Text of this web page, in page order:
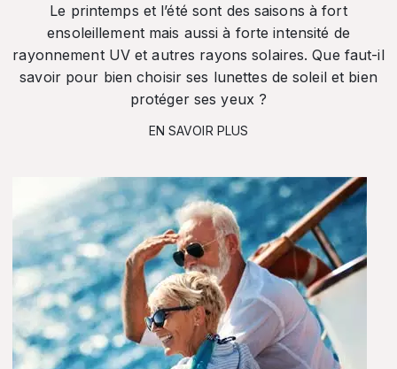
Le printemps et l’été sont des saisons à fort
ensoleillement mais aussi à forte intensité de
rayonnement UV et autres rayons solaires. Que faut-il
savoir pour bien choisir ses lunettes de soleil et bien
protéger ses yeux ?
EN SAVOIR PLUS